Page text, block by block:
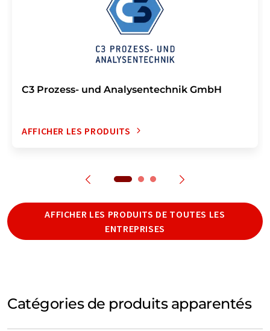
C3 Prozess- und Analysentechnik GmbH
AFFICHER LES PRODUITS
AFFICHER LES PRODUITS DE TOUTES LES
ENTREPRISES
Catégories de produits apparentés